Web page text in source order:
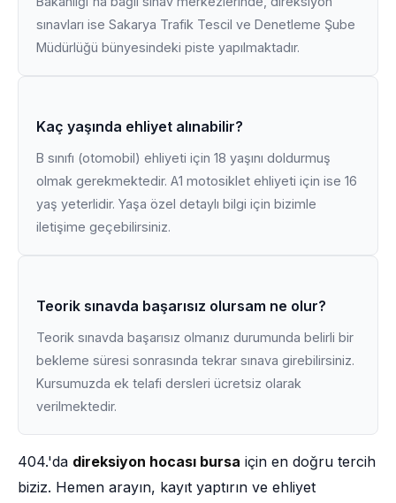
sınavları ise Sakarya Trafik Tescil ve Denetleme Şube
Müdürlüğü bünyesindeki piste yapılmaktadır.
Kaç yaşında ehliyet alınabilir?
B sınıfı (otomobil) ehliyeti için 18 yaşını doldurmuş
olmak gerekmektedir. A1 motosiklet ehliyeti için ise 16
yaş yeterlidir. Yaşa özel detaylı bilgi için bizimle
iletişime geçebilirsiniz.
Teorik sınavda başarısız olursam ne olur?
Teorik sınavda başarısız olmanız durumunda belirli bir
bekleme süresi sonrasında tekrar sınava girebilirsiniz.
Kursumuzda ek telafi dersleri ücretsiz olarak
verilmektedir.
404.'da direksiyon hocası bursa için en doğru tercih
biziz. Hemen arayın, kayıt yaptırın ve ehliyet